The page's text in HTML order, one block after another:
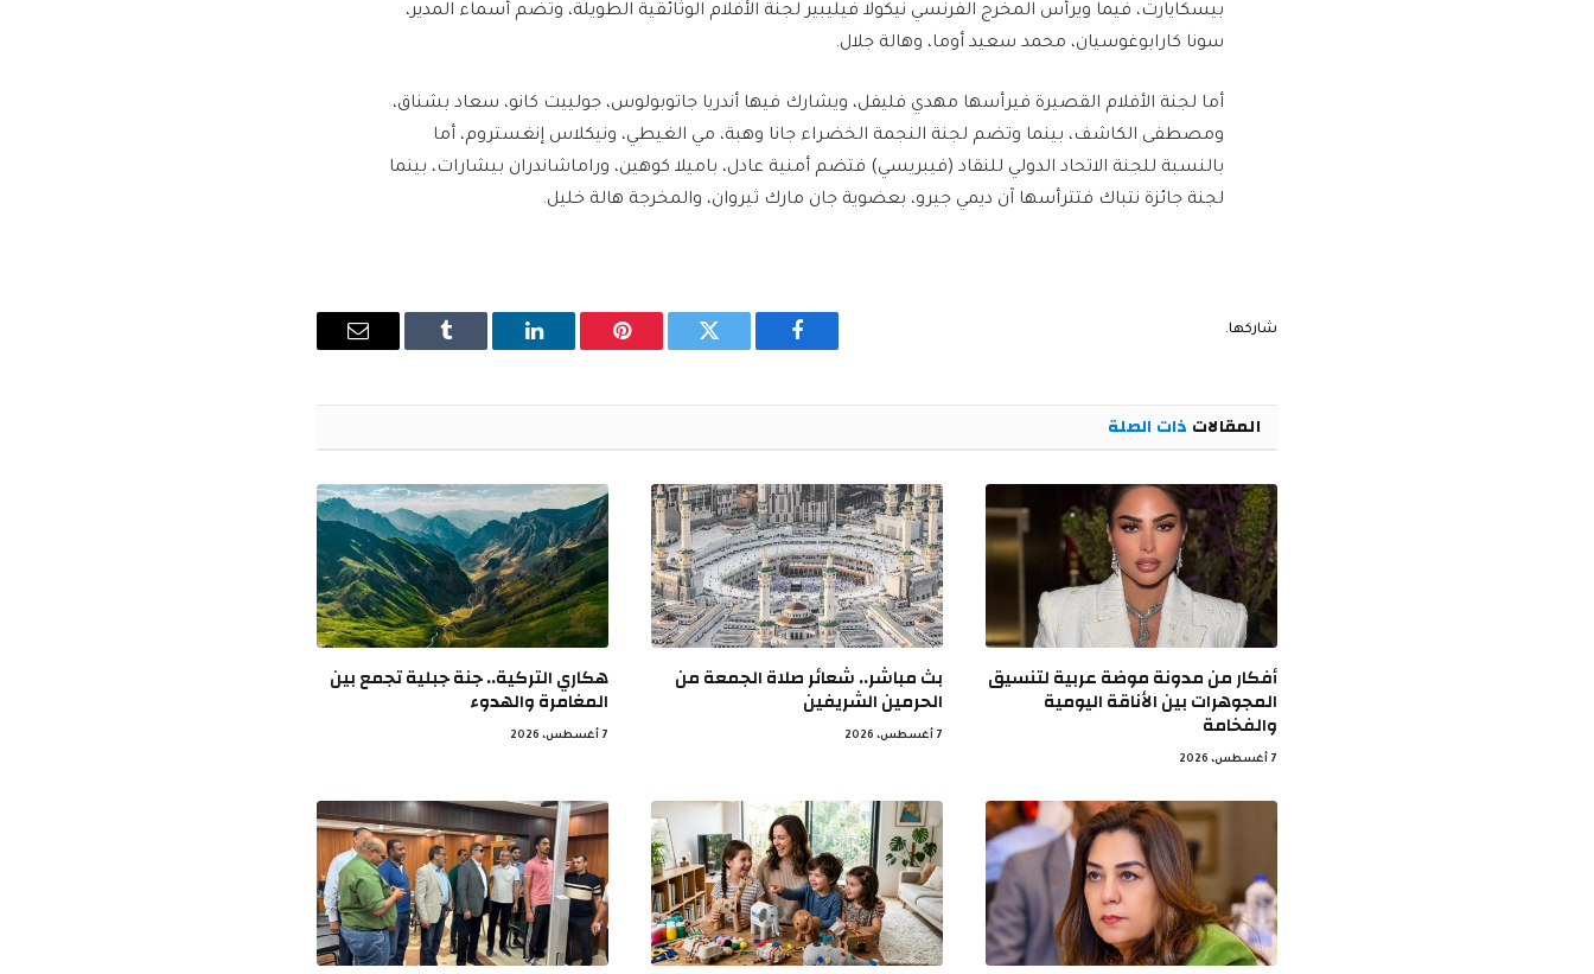
بيسكايارت، فيما ويرأس المخرج الفرنسي نيكولا فيليبير لجنة الأفلام الوثائقية الطويلة، وتضم أسماء المدير،
سونا كارابوغوسيان، محمد سعيد أوما، وهالة جلال.
أما لجنة الأفلام القصيرة فيرأسها مهدي فليفل، ويشارك فيها أندريا جاتوبولوس، جولييت كانو، سعاد بشناق،
ومصطفى الكاشف، بينما وتضم لجنة النجمة الخضراء جانا وهبة، مي الغيطي، ونيكلاس إنغستروم، أما
بالنسبة للجنة الاتحاد الدولي للنقاد (فيبريسي) فتضم أمنية عادل، باميلا كوهين، وراماشاندران بيشارات، بينما
لجنة جائزة نتباك فتترأسها آن ديمي جيرو، بعضوية جان مارك ثيروان، والمخرجة هالة خليل.
شاركها.
فيسبوك تويتر بينتيريستلينكدإن Tumblr
البريد
المقالات ذات الصلة
أفكار من مدونة موضة عربية لتنسيق
المجوهرات بين الأناقة اليومية
والفخامة
7 أغسطس، 2026
بث مباشر.. شعائر صلاة الجمعة من
الحرمين الشريفين
7 أغسطس، 2026
هكاري التركية.. جنة جبلية تجمع بين
المغامرة والهدوء
7 أغسطس، 2026